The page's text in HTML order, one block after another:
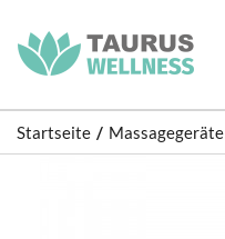
Startseite Massagegeräte